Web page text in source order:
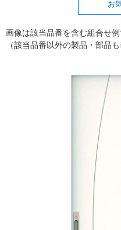
お
画像は該当品番を含む組合せ例
（該当品番以外の製品・部品